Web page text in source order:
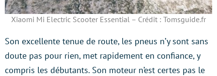
Xiaomi Mi Electric Scooter Essential – Crédit : Tomsguide.fr
Son excellente tenue de route, les pneus n’y sont sans
doute pas pour rien, met rapidement en confiance, y
compris les débutants. Son moteur n’est certes pas le